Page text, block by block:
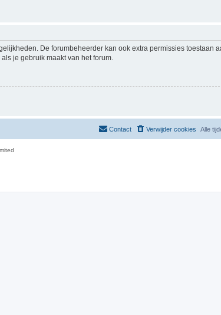
De forumbeheerder kan ook extra permissies toestaan
je gebruik maakt van het forum.
Alle
Verwijder cookies
Contact